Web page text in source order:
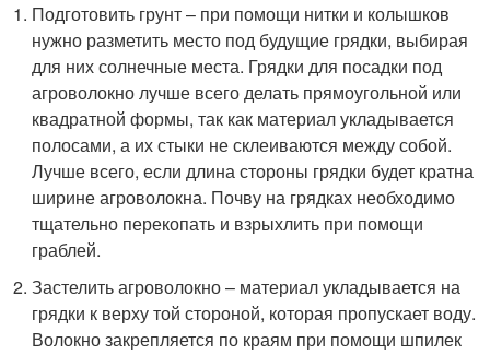
Подготовить грунт – при помощи нитки и колышков
нужно разметить место под будущие грядки, выбирая
для них солнечные места. Грядки для посадки под
агроволокно лучше всего делать прямоугольной или
квадратной формы, так как материал укладывается
полосами, а их стыки не склеиваются между собой.
Лучше всего, если длина стороны грядки будет кратна
ширине агроволокна. Почву на грядках необходимо
тщательно перекопать и взрыхлить при помощи
граблей.
Застелить агроволокно – материал укладывается на
грядки к верху той стороной, которая пропускает воду.
Волокно закрепляется по краям при помощи шпилек